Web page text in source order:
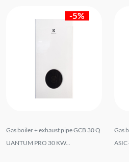
-5%
Gas boiler + exhaust pipe GCB 30 Q
UANTUM PRO 30 KW...
Gas
ASIC